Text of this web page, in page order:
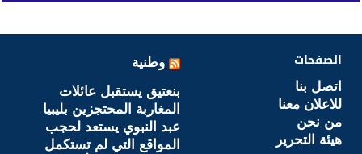
الصفحات
اتصل بنا
للاعلان معنا
من نحن
هيئة التحرير
وطنية
بنعتيق يستقبل عائلات
المغاربة المحتجزين بليبيا
عبد النبوي يستعد لحجب
المواقع التي لم تستكمل